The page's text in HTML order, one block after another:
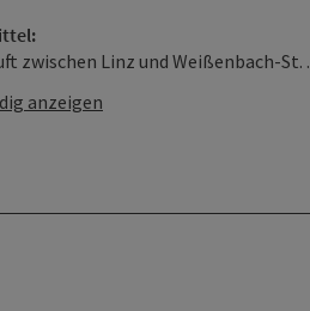
zwischen Linz und Weißenbach-St.
anzeigen